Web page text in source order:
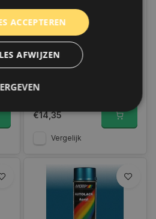
Motip Kompakt |
Metallic Rood Spuitbus
400ml | 51558
Op voorraad
Indien voorradig, verzending
Boven de 50,- gratis
verzending. (NL & BE)
€14,35
Vergelijk
ACCEPTEREN
AFWIJZEN
Targeting
maken de
van de website mogelijk, zoals
en accountbeheer. De
worden gebruikt zonder de